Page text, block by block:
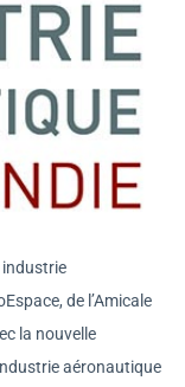
industrie
de l’Amicale
la nouvelle
aéronautique